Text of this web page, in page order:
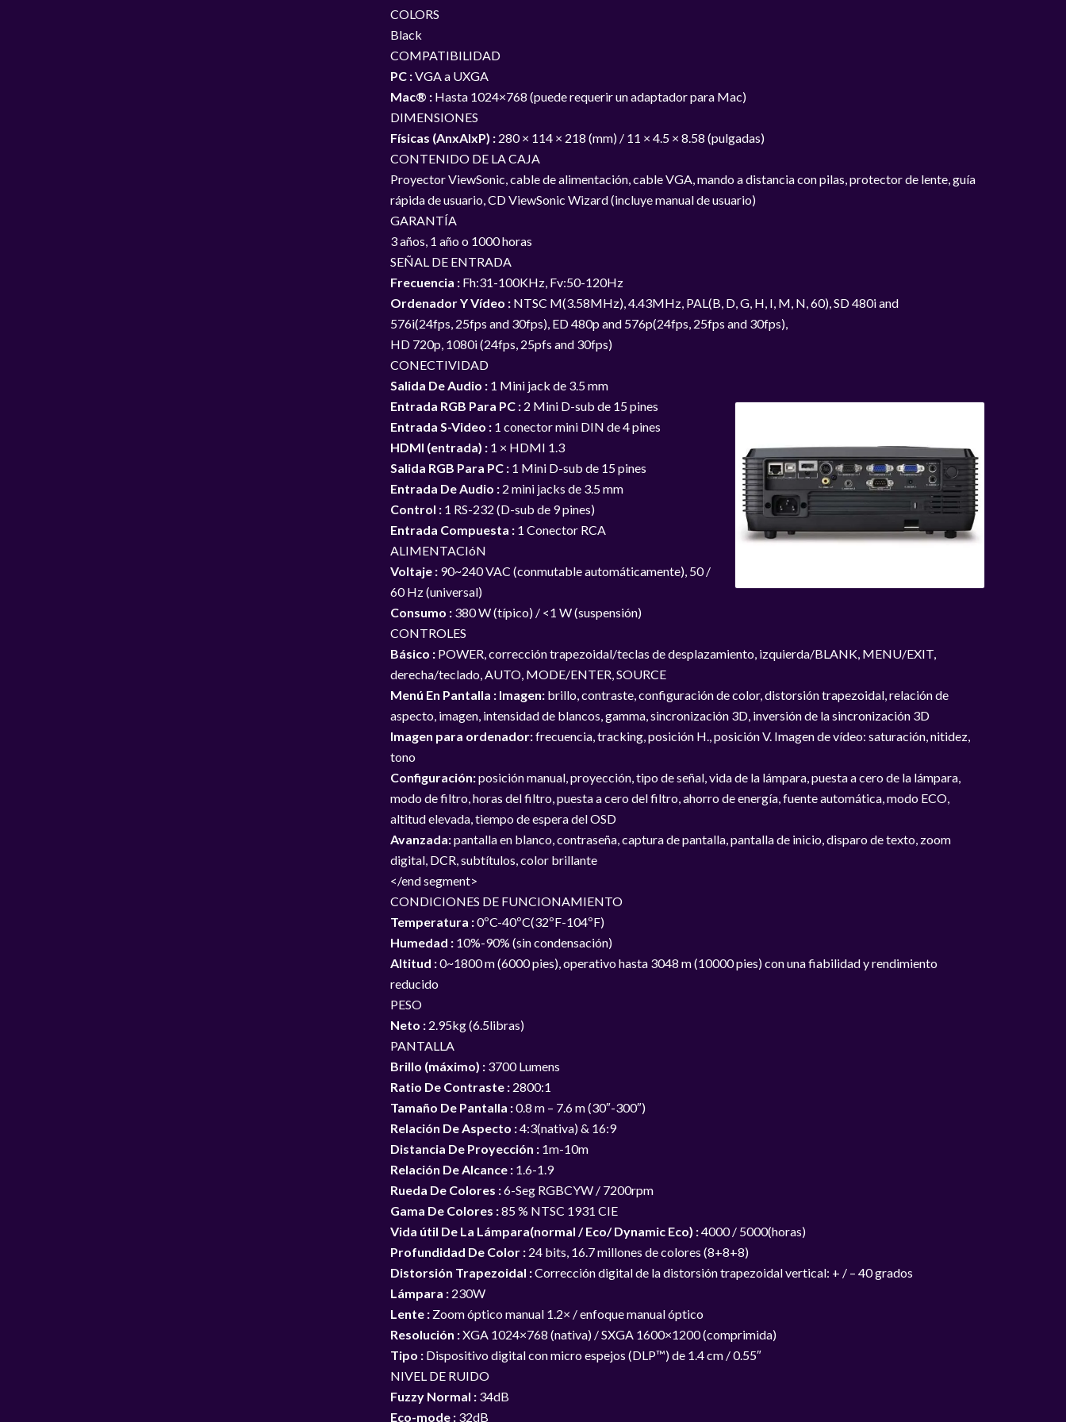
COLORS
Black
COMPATIBILIDAD
PC :VGA a UXGA
Mac® : Hasta 1024×768 (puede requerir un adaptador para Mac)
DIMENSIONES
Físicas (AnxAlxP) : 280 × 114 × 218 (mm) / 11 × 4.5 × 8.58 (pulgadas)
CONTENIDO DE LA CAJA
Proyector ViewSonic, cable de alimentación, cable VGA, mando a distancia con pilas, protector de lente, guía
rápida de usuario, CD ViewSonic Wizard (incluye manual de usuario)
GARANTÍA
3 años, 1 año o 1000 horas
SEÑAL DE ENTRADA
Frecuencia : Fh:31-100KHz, Fv:50-120Hz
Ordenador Y Vídeo : NTSC M(3.58MHz), 4.43MHz, PAL(B, D, G, H, I, M, N, 60), SD 480i and
576i(24fps, 25fps and 30fps), ED 480p and 576p(24fps, 25fps and 30fps),
HD 720p, 1080i (24fps, 25pfs and 30fps)
CONECTIVIDAD
Salida De Audio : 1 Mini jack de 3.5 mm
Entrada RGB Para PC : 2 Mini D-sub de 15 pines
Entrada S-Video : 1 conector mini DIN de 4 pines
HDMI (entrada) : 1 × HDMI 1.3
Salida RGB Para PC : 1 Mini D-sub de 15 pines
Entrada De Audio : 2 mini jacks de 3.5 mm
Control : 1 RS-232 (D-sub de 9 pines)
Entrada Compuesta : 1 Conector RCA
ALIMENTACIóN
Voltaje : 90~240 VAC (conmutable automáticamente), 50 /
60 Hz (universal)
Consumo : 380 W (típico) / <1 W (suspensión)
CONTROLES
Básico : POWER, corrección trapezoidal/teclas de desplazamiento, izquierda/BLANK, MENU/EXIT,
derecha/teclado, AUTO, MODE/ENTER, SOURCE
Menú En Pantalla : Imagen: brillo, contraste, configuración de color, distorsión trapezoidal, relación de
aspecto, imagen, intensidad de blancos, gamma, sincronización 3D, inversión de la sincronización 3D
Imagen para ordenador:frecuencia, tracking, posición H., posición V. Imagen de vídeo: saturación, nitidez,
tono
Configuración:posición manual, proyección, tipo de señal, vida de la lámpara, puesta a cero de la lámpara,
modo de filtro, horas del filtro, puesta a cero del filtro, ahorro de energía, fuente automática, modo ECO,
altitud elevada, tiempo de espera del OSD
Avanzada:pantalla en blanco, contraseña, captura de pantalla, pantalla de inicio, disparo de texto, zoom
digital, DCR, subtítulos, color brillante
</end segment>
CONDICIONES DE FUNCIONAMIENTO
Temperatura :0ºC-40ºC(32ºF-104ºF)
Humedad : 10%-90% (sin condensación)
Altitud :0~1800 m (6000 pies), operativo hasta 3048 m (10000 pies) con una fiabilidad y rendimiento
reducido
PESO
Neto : 2.95kg (6.5libras)
PANTALLA
Brillo (máximo) : 3700 Lumens
Ratio De Contraste : 2800:1
Tamaño De Pantalla :0.8 m – 7.6 m (30″-300″)
Relación De Aspecto :4:3(nativa) & 16:9
Distancia De Proyección : 1m-10m
Relación De Alcance : 1.6-1.9
Rueda De Colores :6-Seg RGBCYW / 7200rpm
Gama De Colores :85 % NTSC 1931 CIE
Vida útil De La Lámpara(normal / Eco/ Dynamic Eco) :4000 / 5000(horas)
Profundidad De Color : 24 bits, 16.7 millones de colores (8+8+8)
Distorsión Trapezoidal :Corrección digital de la distorsión trapezoidal vertical: + / – 40 grados
Lámpara : 230W
Lente : Zoom óptico manual 1.2× / enfoque manual óptico
Resolución :XGA 1024×768 (nativa) / SXGA 1600×1200 (comprimida)
Tipo : Dispositivo digital con micro espejos (DLP™) de 1.4 cm / 0.55″
NIVEL DE RUIDO
Fuzzy Normal : 34dB
Eco-mode : 32dB